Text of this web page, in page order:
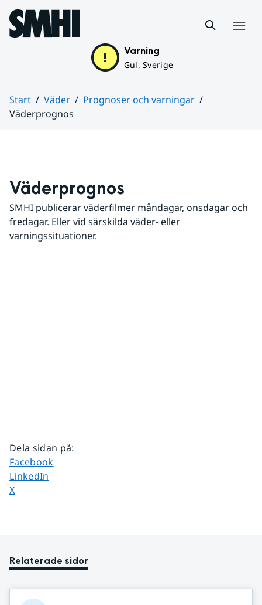
Hoppa till sidans innehåll
Varning
Gul, Sverige
Start Väder
Prognoser och varningar
Väderprognos
Väderprognos
SMHI publicerar väderfilmer måndagar, onsdagar och
fredagar. Eller vid särskilda väder- eller
varningssituationer.
Dela sidan på:
Dela sidan på
Facebook
Dela sidan på
LinkedIn
Dela sidan på
X
Relaterade sidor